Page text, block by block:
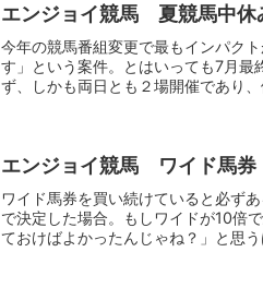
エンジョイ競馬 夏競馬中休
今年の競馬番組変更で最もインパク
す」という案件。とはいっても7月最
ず、しかも両日とも２場開催であり
エンジョイ競馬 ワイド馬券
ワイド馬券を買い続けていると必ず
で決定した場合。もしワイドが10倍
ておけばよかったんじゃね？」と思